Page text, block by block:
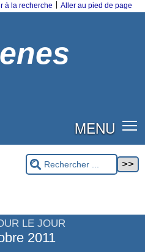
à la recherche Aller au pied de page
MENU
LE JOUR
2011